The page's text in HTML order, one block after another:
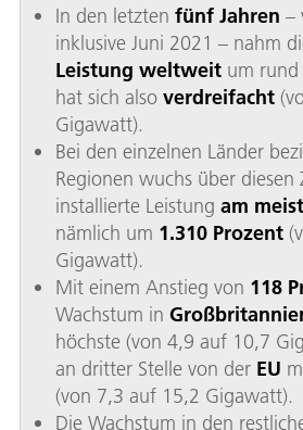
In den letzten fünf Jahren –
inklusive Juni 2021 – nahm
Leistung weltweit um rund
hat sich also verdreifacht
Gigawatt).
Bei den einzelnen Länder
Regionen wuchs über diesen
installierte Leistung am
nämlich um 1.310 Prozent
Gigawatt).
Mit einem Anstieg von 118
Wachstum in
höchste (von 4,9 auf 10,7
an dritter Stelle von der EU
(von 7,3 auf 15,2 Gigawatt).
Die Wachstum in den